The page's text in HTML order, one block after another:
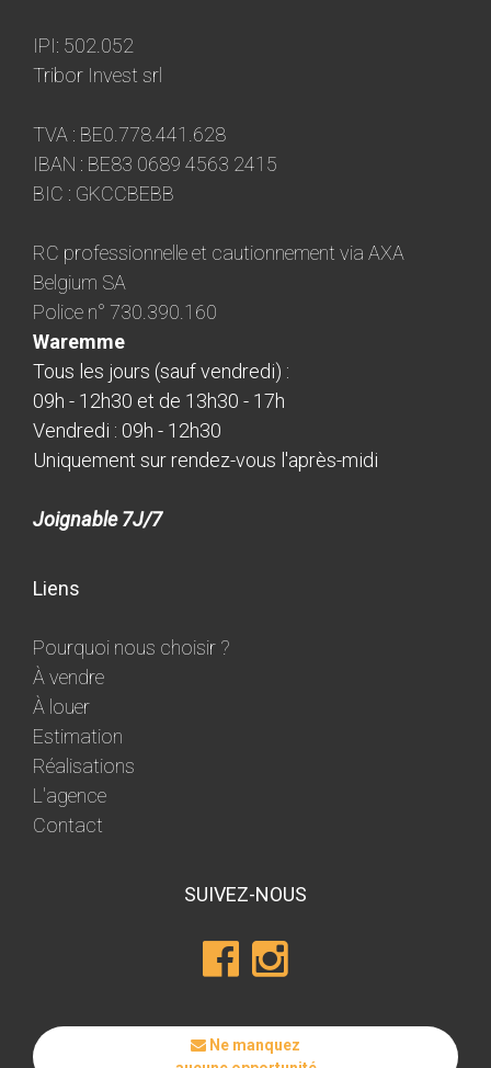
IPI: 502.052
Tribor Invest srl
TVA : BE0.778.441.628
IBAN : BE83 0689 4563 2415
BIC : GKCCBEBB
RC professionnelle et cautionnement via AXA
Belgium SA
Police n° 730.390.160
Waremme
Tous les jours (sauf vendredi) :
09h - 12h30 et de 13h30 - 17h
Vendredi : 09h - 12h30
Uniquement sur rendez-vous l'après-midi
Joignable 7J/7
Liens
Pourquoi nous choisir ?
À vendre
À louer
Estimation
Réalisations
L'agence
Contact
SUIVEZ-NOUS
Ne manquez